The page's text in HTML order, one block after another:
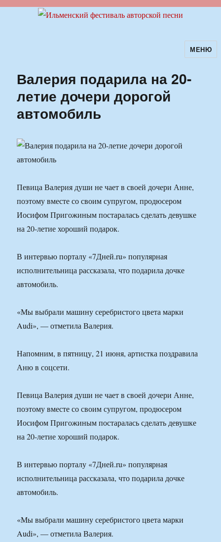
Ильменский фестиваль авторскойМЕНЮ
Валерия подарила на 20-
летие дочери дорогой
автомобиль
Певица Валерия души не чает в своей дочери Анне,
поэтому вместе со своим супругом, продюсером
Иосифом Пригожиным постаралась сделать девушке
на 20-летие хороший подарок.
В интервью порталу «7Дней.ru» популярная
исполнительница рассказала, что подарила дочке
автомобиль.
«Мы выбрали машину серебристого цвета марки
Audi», — отметила Валерия.
Напомним, в пятницу, 21 июня, артистка поздравила
Аню в соцсети.
Певица Валерия души не чает в своей дочери Анне,
поэтому вместе со своим супругом, продюсером
Иосифом Пригожиным постаралась сделать девушке
на 20-летие хороший подарок.
В интервью порталу «7Дней.ru» популярная
исполнительница рассказала, что подарила дочке
автомобиль.
«Мы выбрали машину серебристого цвета марки
Audi», — отметила Валерия.